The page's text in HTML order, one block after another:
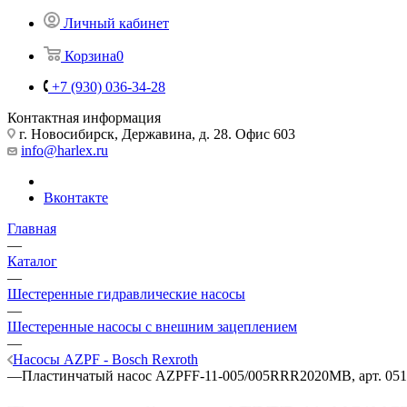
Личный кабинет
Корзина0
+7 (930) 036-34-28
Контактная информация
г. Новосибирск, Державина, д. 28. Офис 603
info@harlex.ru
Вконтакте
Главная
—
Каталог
—
Шестеренные гидравлические насосы
—
Шестеренные насосы с внешним зацеплением
—
Насосы AZPF - Bosch Rexroth
—Пластинчатый насос AZPFF-11-005/005RRR2020MB, арт.